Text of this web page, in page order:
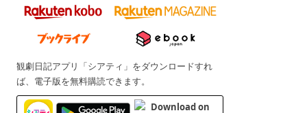
観劇日記アプリ「シアティ」をダウンロードすれ
ば、電子版を無料購読できます。